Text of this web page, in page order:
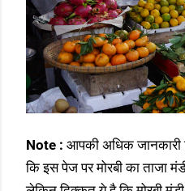
Note : आपकी अधिक जानकारी
कि इस पेज पर मोरबी का ताजा